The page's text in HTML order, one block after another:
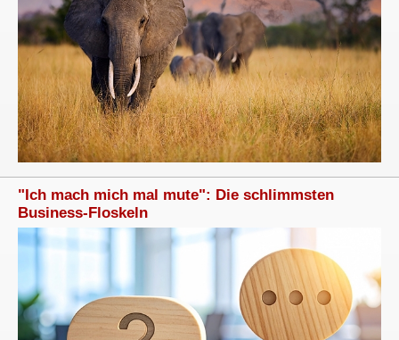
"Ich mach mich mal mute": Die schlimmsten
Business-Floskeln